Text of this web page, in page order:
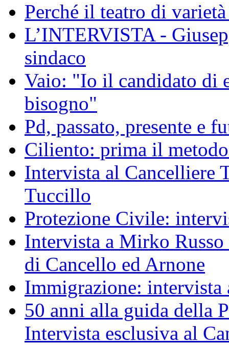
Perché il teatro di
L’INTERVISTA -
sindaco
Vaio: "Io il candidato di
bisogno"
Pd, passato, presente e
Ciliento: prima il
Intervista al Cancelliere
Tuccillo
Protezione Civile:
Intervista a Mirko
di Cancello ed Arnone
Immigrazione:
50 anni alla guida della
Intervista esclusiva al